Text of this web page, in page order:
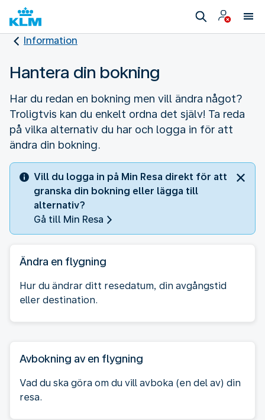
Information
Hantera din bokning
Har du redan en bokning men vill ändra något?
Troligtvis kan du enkelt ordna det själv! Ta reda
på vilka alternativ du har och logga in för att
ändra din bokning.
Vill du logga in på Min Resa direkt för att
granska din bokning eller lägga till
alternativ?
Gå till Min Resa
Ändra en flygning
Hur du ändrar ditt resedatum, din avgångstid
eller destination.
Avbokning av en flygning
Vad du ska göra om du vill avboka (en del av) din
resa.